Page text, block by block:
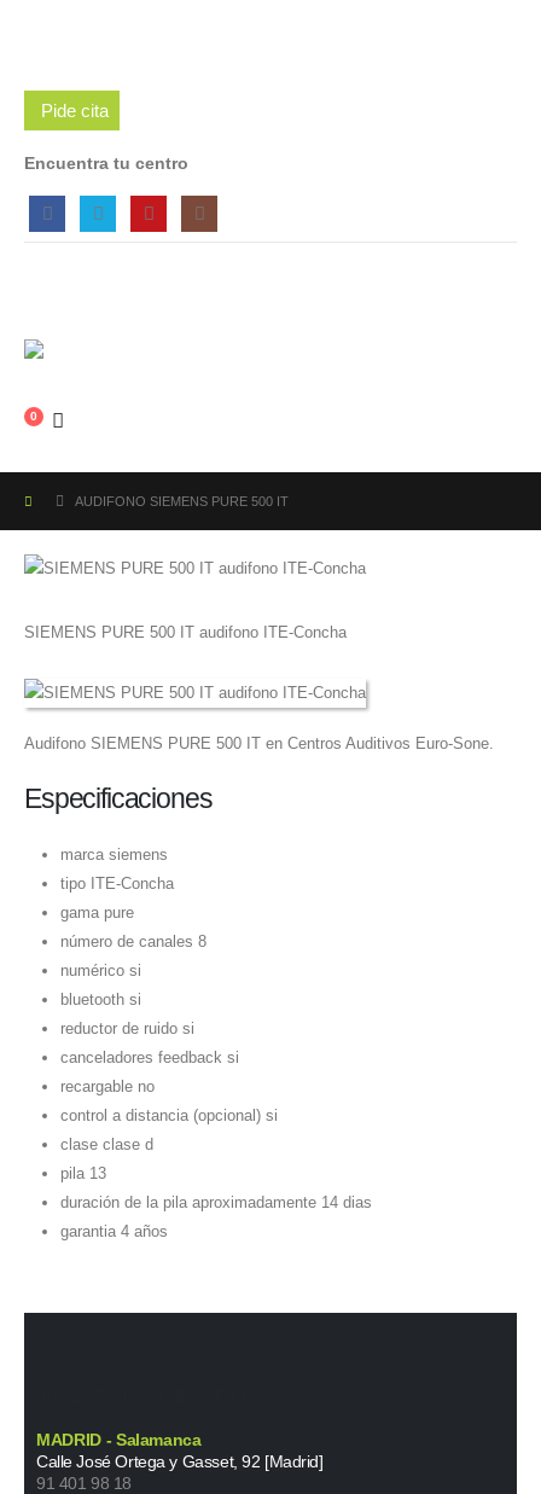
Pide cita
Encuentra tu centro
0
AUDIFONO SIEMENS PURE 500 IT
SIEMENS PURE 500 IT audifono ITE-Concha
Audifono SIEMENS PURE 500 IT en Centros Auditivos Euro-Sone.
Especificaciones
marca siemens
tipo ITE-Concha
gama pure
número de canales 8
numérico si
bluetooth si
reductor de ruido si
canceladores feedback si
recargable no
control a distancia (opcional) si
clase clase d
pila 13
duración de la pila aproximadamente 14 dias
garantia 4 años
MADRID - Salamanca
Calle José Ortega y Gasset, 92 [Madrid]
91 401 98 18